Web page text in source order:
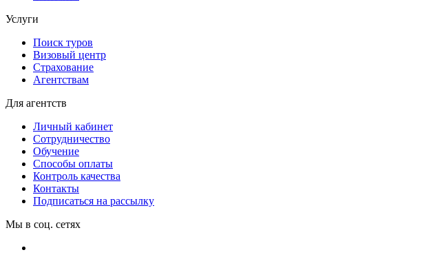
Услуги
Поиск туров
Визовый центр
Страхование
Агентствам
Для агентств
Личный кабинет
Сотрудничество
Обучение
Способы оплаты
Контроль качества
Контакты
Подписаться на рассылку
Мы в соц. сетях